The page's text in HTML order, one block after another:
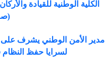
الكلية الوطنية للقيادة
مدير الأمن الوطني يشرف على
لسرايا حفظ